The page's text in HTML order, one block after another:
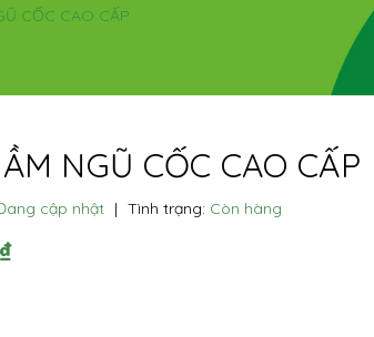
CỐC CAO CẤP
NGŨ CỐC CAO CẤP
cập nhật | Tình trạng: Còn hàng